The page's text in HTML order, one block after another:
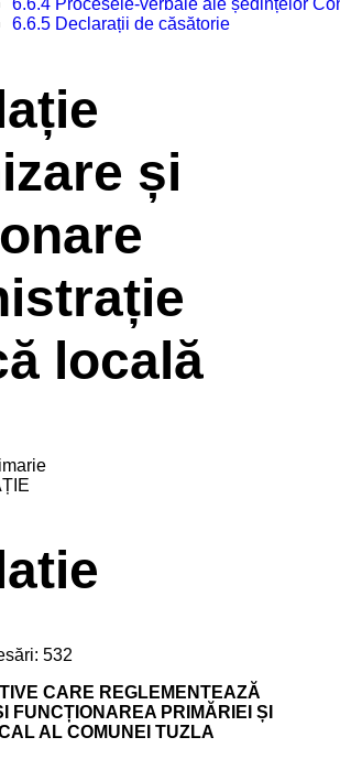
6.6.4 Procesele-verbale ale ședințelor
6.6.5 Declarații de căsătorie
și
locală
532
CARE REGLEMENTEAZĂ
FUNCȚIONAREA PRIMĂRIEI ȘI
AL COMUNEI TUZLA